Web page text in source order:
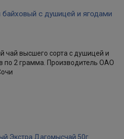
с душицей и ягодами
чай высшего сорта с душицей и
по 2 грамма. Производитель ОАО